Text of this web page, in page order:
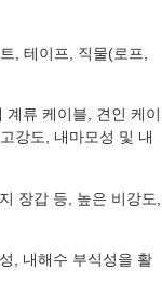
, 테이프, 직물(로프,
계류 케이블, 견인 케이
강도, 내마모성 및 내
장갑 등, 높은 비강도,
, 내해수 부식성을 활